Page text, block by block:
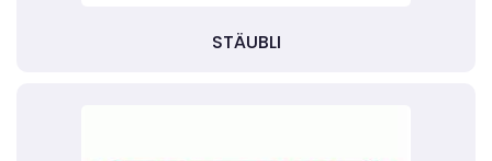
STÄUBLI